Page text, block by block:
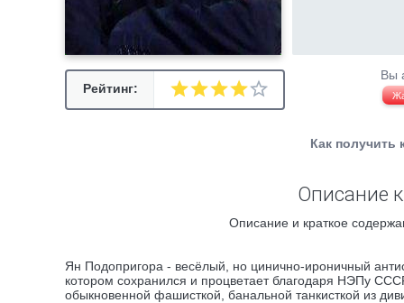
Рейтинг:
Вы
Как получить
Описание
Описание и краткое
Ян Подопригора - весёлый, но цинично-ироничный
котором сохранился и процветает благодаря НЭПу
обыкновенной фашисткой, банальной танкисткой из